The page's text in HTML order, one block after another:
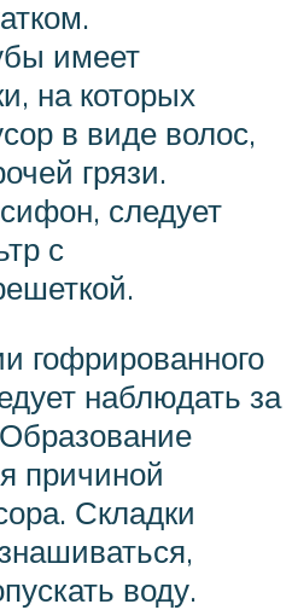
имеет
на которых
в виде волос,
грязи.
следует
с
гофрированного
наблюдать за
причиной
Складки
воду.